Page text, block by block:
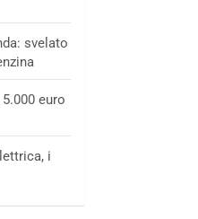
svelato
euro
i